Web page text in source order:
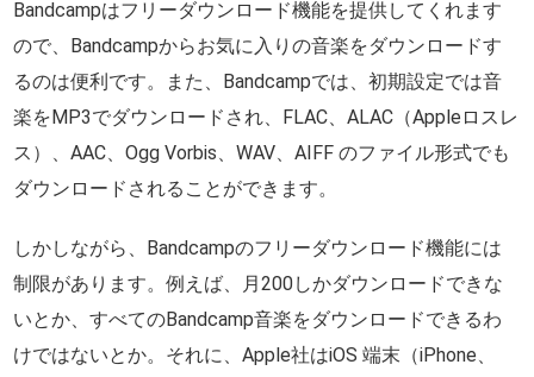
Bandcampはフリーダウンロード機能を提供してくれます
ので、Bandcampからお気に入りの音楽をダウンロードす
るのは便利です。また、Bandcampでは、初期設定では音
楽をMP3でダウンロードされ、FLAC、ALAC（Appleロスレ
ス）、AAC、Ogg Vorbis、WAV、AIFF のファイル形式でも
ダウンロードされることができます。
しかしながら、Bandcampのフリーダウンロード機能には
制限があります。例えば、月200しかダウンロードできな
いとか、すべてのBandcamp音楽をダウンロードできるわ
けではないとか。それに、Apple社はiOS 端末（iPhone、